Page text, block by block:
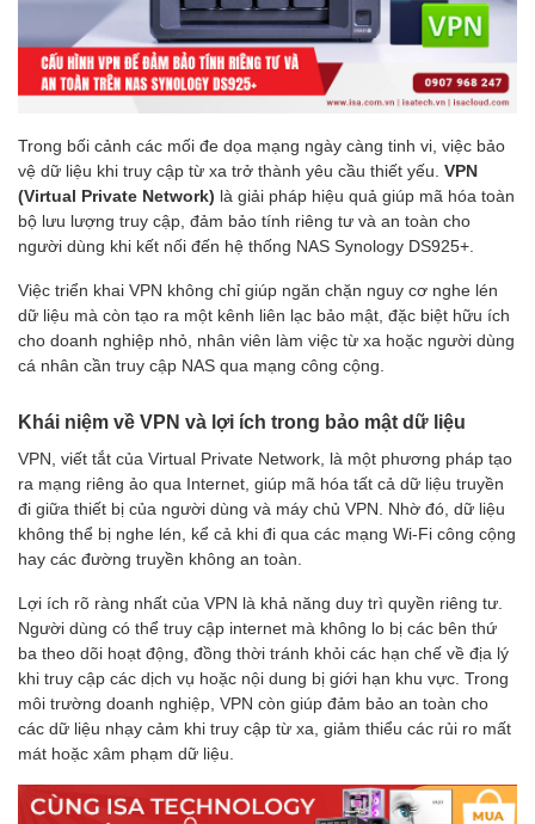
Trong bối cảnh các mối đe dọa mạng ngày càng tinh vi, việc bảo
vệ dữ liệu khi truy cập từ xa trở thành yêu cầu thiết yếu. VPN
(Virtual Private Network) là giải pháp hiệu quả giúp mã hóa toàn
bộ lưu lượng truy cập, đảm bảo tính riêng tư và an toàn cho
người dùng khi kết nối đến hệ thống NAS Synology DS925+.
Việc triển khai VPN không chỉ giúp ngăn chặn nguy cơ nghe lén
dữ liệu mà còn tạo ra một kênh liên lạc bảo mật, đặc biệt hữu ích
cho doanh nghiệp nhỏ, nhân viên làm việc từ xa hoặc người dùng
cá nhân cần truy cập NAS qua mạng công cộng.
Khái niệm về VPN và lợi ích trong bảo mật dữ liệu
VPN, viết tắt của Virtual Private Network, là một phương pháp tạo
ra mạng riêng ảo qua Internet, giúp mã hóa tất cả dữ liệu truyền
đi giữa thiết bị của người dùng và máy chủ VPN. Nhờ đó, dữ liệu
không thể bị nghe lén, kể cả khi đi qua các mạng Wi-Fi công cộng
hay các đường truyền không an toàn.
Lợi ích rõ ràng nhất của VPN là khả năng duy trì quyền riêng tư.
Người dùng có thể truy cập internet mà không lo bị các bên thứ
ba theo dõi hoạt động, đồng thời tránh khỏi các hạn chế về địa lý
khi truy cập các dịch vụ hoặc nội dung bị giới hạn khu vực. Trong
môi trường doanh nghiệp, VPN còn giúp đảm bảo an toàn cho
các dữ liệu nhạy cảm khi truy cập từ xa, giảm thiểu các rủi ro mất
mát hoặc xâm phạm dữ liệu.